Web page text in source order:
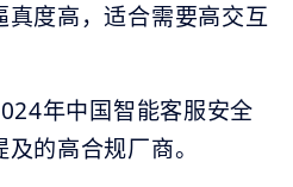
度高，适合需要高交互
年中国智能客服安全
的高合规厂商。